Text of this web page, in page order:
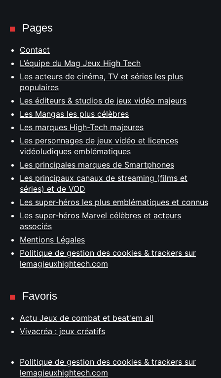
Pages
Contact
L’équipe du Mag Jeux High Tech
Les acteurs de cinéma, TV et séries les plus
populaires
Les éditeurs & studios de jeux vidéo majeurs
Les Mangas les plus célèbres
Les marques High-Tech majeures
Les personnages de jeux vidéo et licences
vidéoludiques emblématiques
Les principales marques de Smartphones
Les principaux canaux de streaming (films et
séries) et de VOD
Les super-héros les plus emblématiques et connus
Les super-héros Marvel célèbres et acteurs
associés
Mentions Légales
Politique de gestion des cookies & trackers sur
lemagjeuxhightech.com
Favoris
Actu Jeux de combat et beat'em all
Vivacréa : jeux créatifs
Politique de gestion des cookies & trackers sur
lemagjeuxhightech.com